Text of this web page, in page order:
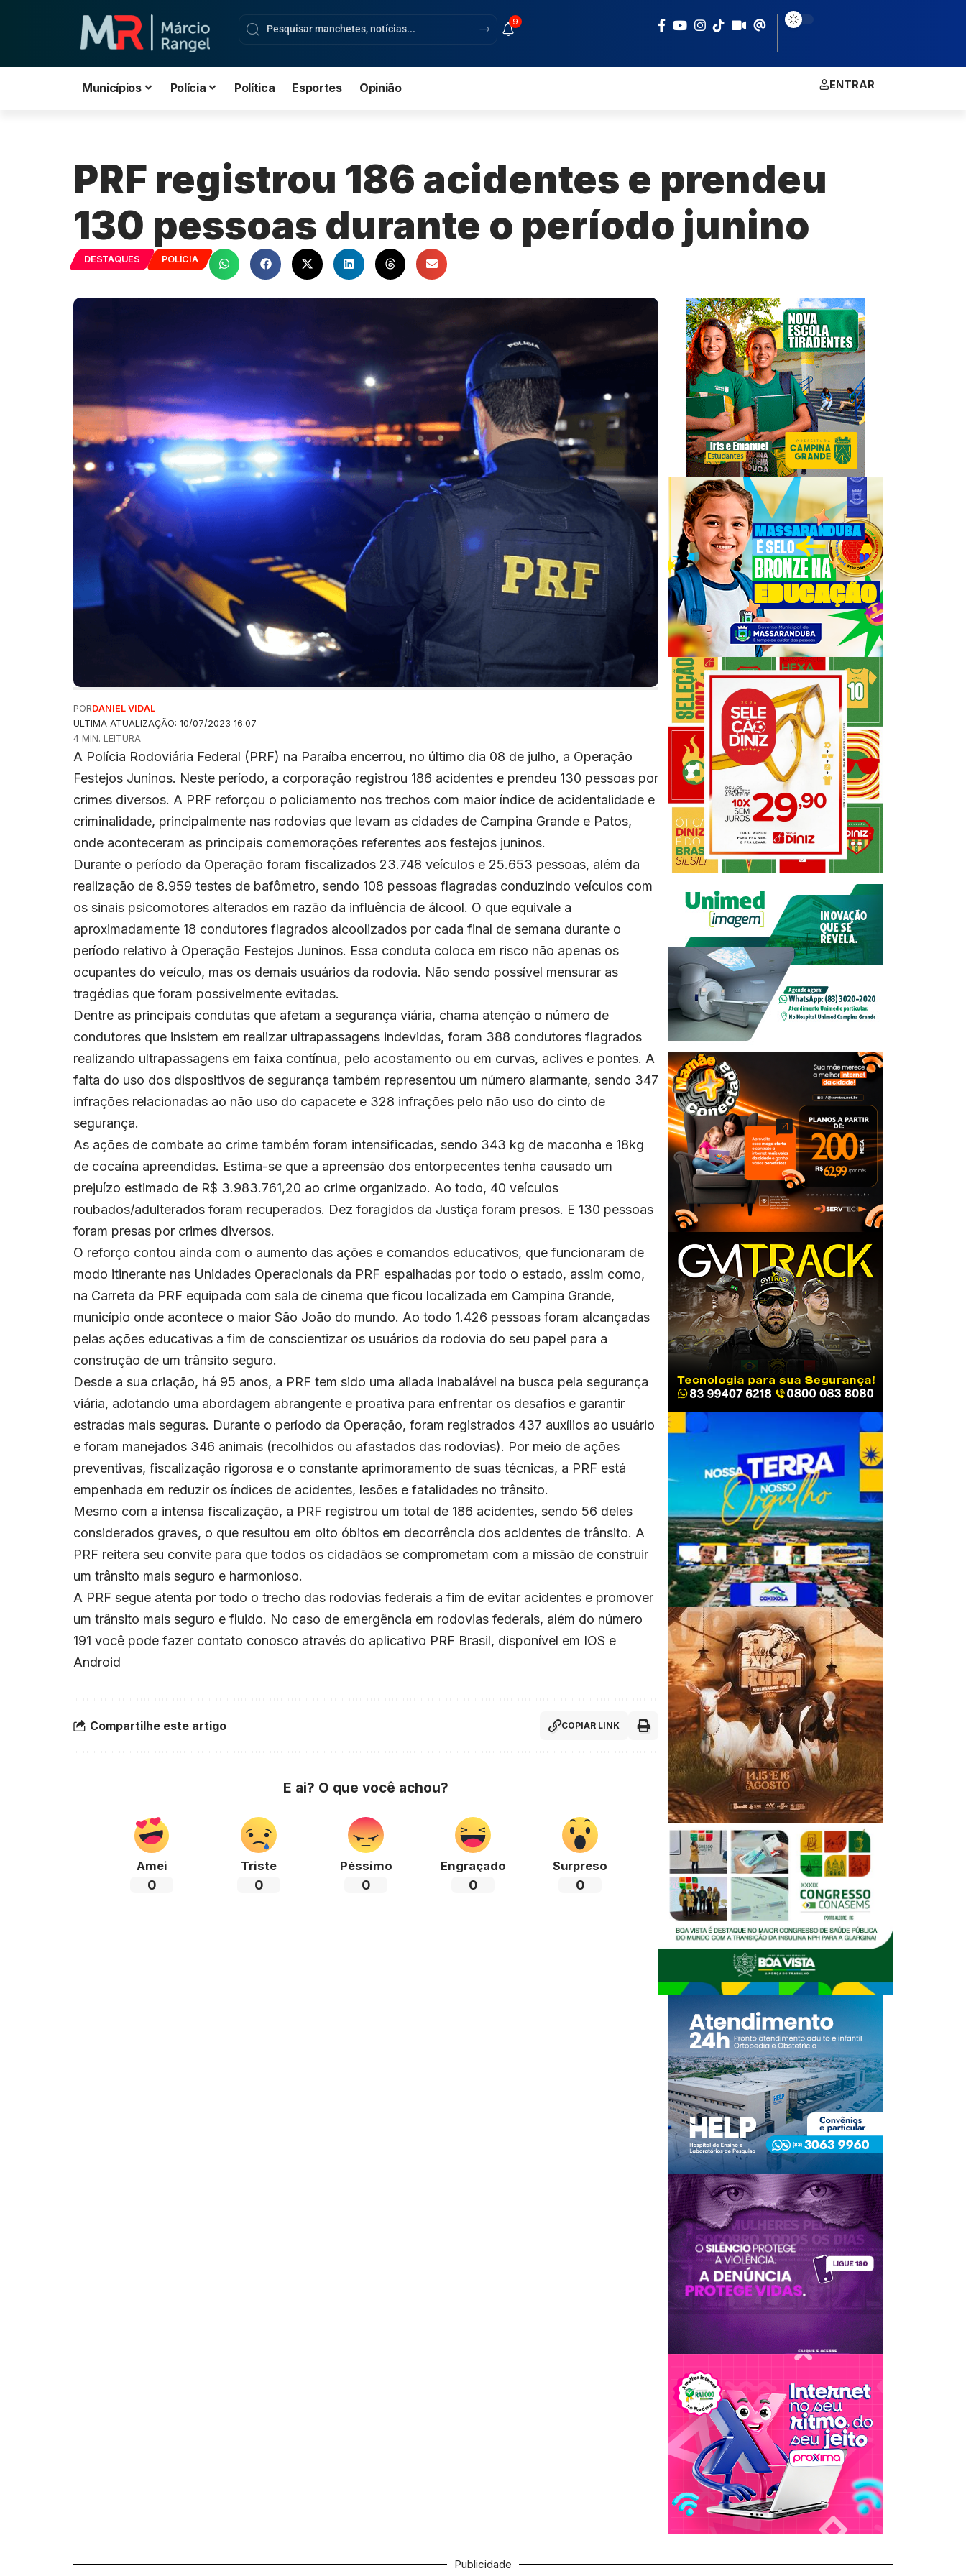
9
Municípios Polícia Política Esportes Opinião ENTRAR
PRF registrou 186 acidentes e prendeu
130 pessoas durante o período junino
DESTAQUES POLÍCIA
ULTIMA ATUALIZAÇÃO: 10/07/2023 16:07
PORDANIEL VIDAL
4 MIN. LEITURA
A Polícia Rodoviária Federal (PRF) na Paraíba encerrou, no último dia 08 de julho, a Operação
Festejos Juninos. Neste período, a corporação registrou 186 acidentes e prendeu 130 pessoas por
crimes diversos. A PRF reforçou o policiamento nos trechos com maior índice de acidentalidade e
criminalidade, principalmente nas rodovias que levam as cidades de Campina Grande e Patos,
onde aconteceram as principais comemorações referentes aos festejos juninos.
Durante o período da Operação foram fiscalizados 23.748 veículos e 25.653 pessoas, além da
realização de 8.959 testes de bafômetro, sendo 108 pessoas flagradas conduzindo veículos com
os sinais psicomotores alterados em razão da influência de álcool. O que equivale a
aproximadamente 18 condutores flagrados alcoolizados por cada final de semana durante o
período relativo à Operação Festejos Juninos. Essa conduta coloca em risco não apenas os
ocupantes do veículo, mas os demais usuários da rodovia. Não sendo possível mensurar as
tragédias que foram possivelmente evitadas.
Dentre as principais condutas que afetam a segurança viária, chama atenção o número de
condutores que insistem em realizar ultrapassagens indevidas, foram 388 condutores flagrados
realizando ultrapassagens em faixa contínua, pelo acostamento ou em curvas, aclives e pontes. A
falta do uso dos dispositivos de segurança também representou um número alarmante, sendo 347
infrações relacionadas ao não uso do capacete e 328 infrações pelo não uso do cinto de
segurança.
As ações de combate ao crime também foram intensificadas, sendo 343 kg de maconha e 18kg
de cocaína apreendidas. Estima-se que a apreensão dos entorpecentes tenha causado um
prejuízo estimado de R$ 3.983.761,20 ao crime organizado. Ao todo, 40 veículos
roubados/adulterados foram recuperados. Dez foragidos da Justiça foram presos. E 130 pessoas
foram presas por crimes diversos.
O reforço contou ainda com o aumento das ações e comandos educativos, que funcionaram de
modo itinerante nas Unidades Operacionais da PRF espalhadas por todo o estado, assim como,
na Carreta da PRF equipada com sala de cinema que ficou localizada em Campina Grande,
município onde acontece o maior São João do mundo. Ao todo 1.426 pessoas foram alcançadas
pelas ações educativas a fim de conscientizar os usuários da rodovia do seu papel para a
construção de um trânsito seguro.
Desde a sua criação, há 95 anos, a PRF tem sido uma aliada inabalável na busca pela segurança
viária, adotando uma abordagem abrangente e proativa para enfrentar os desafios e garantir
estradas mais seguras. Durante o período da Operação, foram registrados 437 auxílios ao usuário
e foram manejados 346 animais (recolhidos ou afastados das rodovias). Por meio de ações
preventivas, fiscalização rigorosa e o constante aprimoramento de suas técnicas, a PRF está
empenhada em reduzir os índices de acidentes, lesões e fatalidades no trânsito.
Mesmo com a intensa fiscalização, a PRF registrou um total de 186 acidentes, sendo 56 deles
considerados graves, o que resultou em oito óbitos em decorrência dos acidentes de trânsito. A
PRF reitera seu convite para que todos os cidadãos se comprometam com a missão de construir
um trânsito mais seguro e harmonioso.
A PRF segue atenta por todo o trecho das rodovias federais a fim de evitar acidentes e promover
um trânsito mais seguro e fluido. No caso de emergência em rodovias federais, além do número
191 você pode fazer contato conosco através do aplicativo PRF Brasil, disponível em IOS e
Android
Compartilhe este artigo COPIAR LINK
E ai? O que você achou?
Amei
0
Triste
0
Péssimo
0
Engraçado
0
Surpreso
0
Publicidade